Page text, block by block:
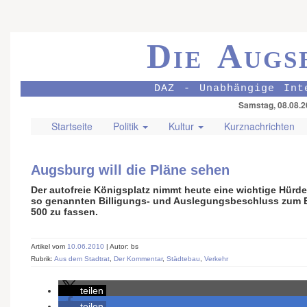
Die
DAZ - Unabhängige
Samstag,
Startseite Politik Kultur Kurznachrichten
Augsburg will die Pläne sehen
Der autofreie Königsplatz nimmt heute eine wichtige
so genannten Billigungs- und Auslegungsbeschluss zum
500 zu fassen.
Artikel vom 10.06.2010 | Autor: bs
Rubrik: Aus dem Stadtrat Der Kommentar, Städtebau Verkehr
teilen